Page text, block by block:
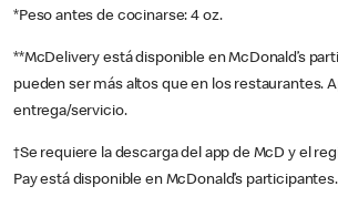
*Peso antes de cocinarse: 4 oz.
**McDelivery está disponible en McDonald’s
pueden ser más altos que en los restaurantes.
entrega/servicio.
†Se requiere la descarga del app de McD y el
Pay está disponible en McDonald’s participantes.